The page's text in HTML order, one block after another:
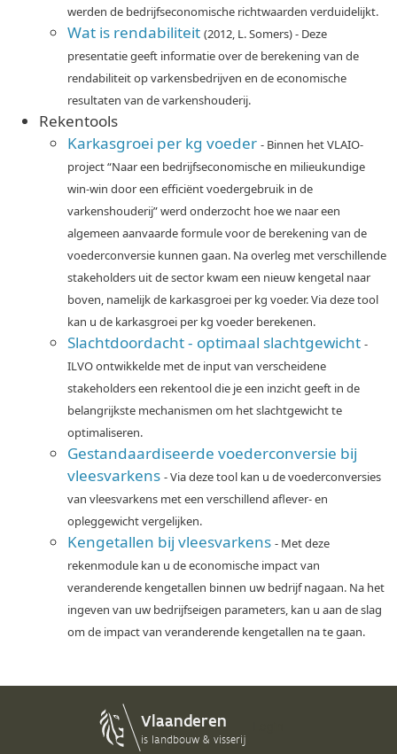
werden de bedrijfseconomische richtwaarden verduidelijkt.
Wat is rendabiliteit (2012, L. Somers) - Deze
presentatie geeft informatie over de berekening van de
rendabiliteit op varkensbedrijven en de economische
resultaten van de varkenshouderij.
Rekentools
Karkasgroei per kg voeder - Binnen het VLAIO-
project “Naar een bedrijfseconomische en milieukundige
win-win door een efficiënt voedergebruik in de
varkenshouderij” werd onderzocht hoe we naar een
algemeen aanvaarde formule voor de berekening van de
voederconversie kunnen gaan. Na overleg met verschillende
stakeholders uit de sector kwam een nieuw kengetal naar
boven, namelijk de karkasgroei per kg voeder. Via deze tool
kan u de karkasgroei per kg voeder berekenen.
Slachtdoordacht - optimaal slachtgewicht -
ILVO ontwikkelde met de input van verscheidene
stakeholders een rekentool die je een inzicht geeft in de
belangrijkste mechanismen om het slachtgewicht te
optimaliseren.
Gestandaardiseerde voederconversie bij
vleesvarkens - Via deze tool kan u de voederconversies
van vleesvarkens met een verschillend aflever- en
opleggewicht vergelijken.
Kengetallen bij vleesvarkens - Met deze
rekenmodule kan u de economische impact van
veranderende kengetallen binnen uw bedrijf nagaan. Na het
ingeven van uw bedrijfseigen parameters, kan u aan de slag
om de impact van veranderende kengetallen na te gaan.